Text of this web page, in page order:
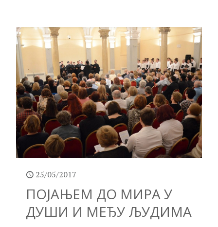
25/05/2017
ПОЈАЊЕМ ДО МИРА У
ДУШИ И МЕЂУ ЉУДИМА